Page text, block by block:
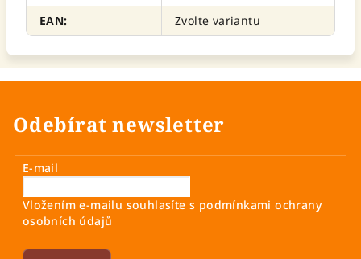
EAN: Zvolte variantu
Odebírat newsletter
E-mail
Vložením e-mailu souhlasíte s podmínkami ochrany
osobních údajů